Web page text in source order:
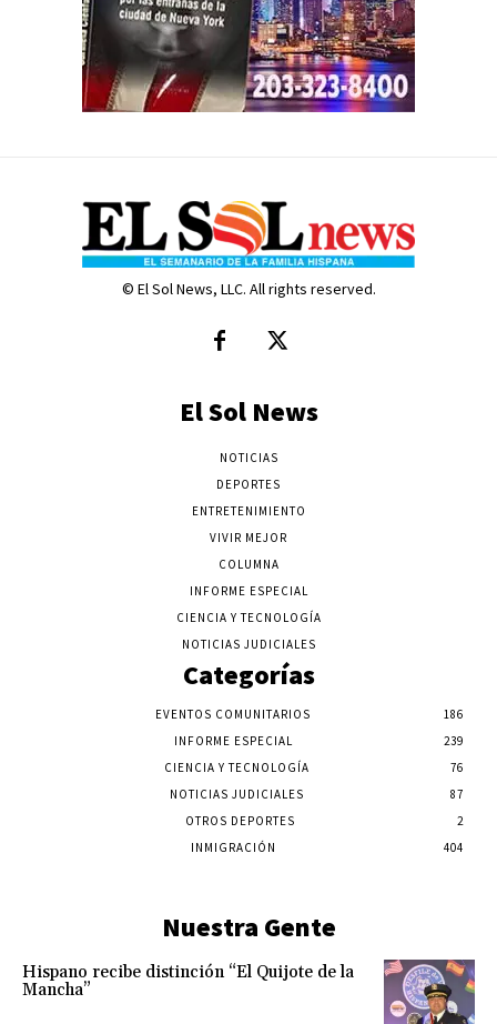
© El Sol News, LLC. All rights reserved.
El Sol News
NOTICIAS
DEPORTES
ENTRETENIMIENTO
VIVIR MEJOR
COLUMNA
INFORME ESPECIAL
CIENCIA Y TECNOLOGÍA
NOTICIAS JUDICIALES
Categorías
EVENTOS COMUNITARIOS
186
INFORME ESPECIAL
239
CIENCIA Y TECNOLOGÍA
76
NOTICIAS JUDICIALES
87
OTROS DEPORTES
2
INMIGRACIÓN
404
Nuestra Gente
Hispano recibe distinción “El Quijote de la
Mancha”